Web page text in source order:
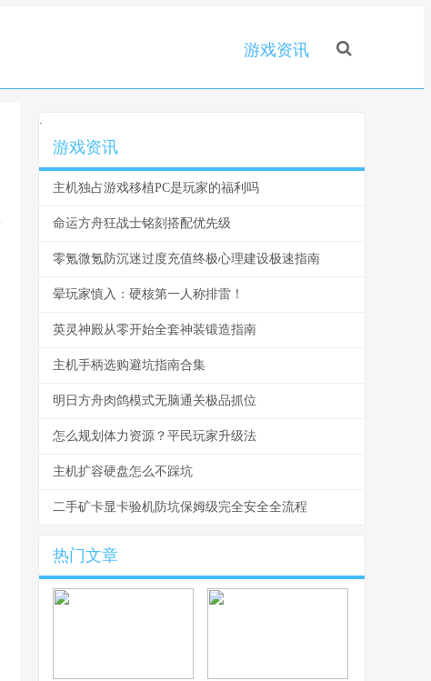
游戏资讯
.
游戏资讯
主机独占游戏移植PC是玩家的福利吗
命运方舟狂战士铭刻搭配优先级
零氪微氪防沉迷过度充值终极心理建设极速指南
晕玩家慎入：硬核第一人称排雷！
英灵神殿从零开始全套神装锻造指南
主机手柄选购避坑指南合集
明日方舟肉鸽模式无脑通关极品抓位
怎么规划体力资源？平民玩家升级法
主机扩容硬盘怎么不踩坑
二手矿卡显卡验机防坑保姆级完全安全全流程
热门文章